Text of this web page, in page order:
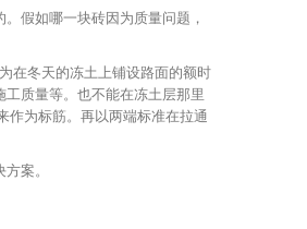
假如哪一块砖因为质量问题，
在冬天的冻土上铺设路面的额时
质量等。也不能在冻土层那里
作为标筋。再以两端标准在拉通
案。